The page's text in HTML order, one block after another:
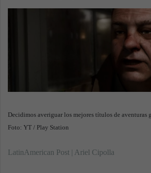
Decidimos averiguar los mejores títulos de aventuras
Foto: YT / Play Station
LatinAmerican Post | Ariel Cipolla